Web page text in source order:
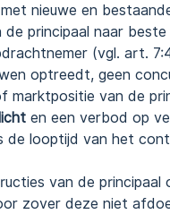
nieuwe en
principaal naar beste
(vgl. art.
optreedt, geen
van de
en een verbod op
de looptijd van het
van de principaal
zover deze niet